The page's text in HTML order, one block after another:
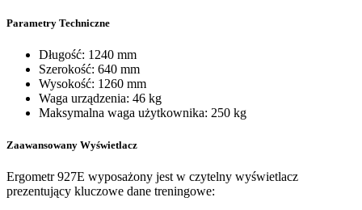
Parametry Techniczne
Długość: 1240 mm
Szerokość: 640 mm
Wysokość: 1260 mm
Waga urządzenia: 46 kg
Maksymalna waga użytkownika: 250 kg
Zaawansowany Wyświetlacz
Ergometr 927E wyposażony jest w czytelny wyświetlacz
prezentujący kluczowe dane treningowe: